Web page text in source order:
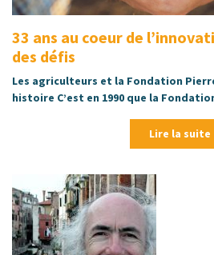
33 ans au coeur de
des défis
Les agriculteurs et la Fondation Pierre
histoire C’est en 1990 que la
Lire la suite